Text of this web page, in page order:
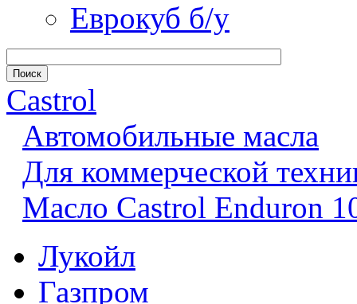
Еврокуб б/у
Castrol
Автомобильные масла
Для коммерческой
Масло Castrol Enduron
Лукойл
Газпром